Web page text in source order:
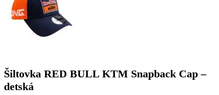
Šiltovka RED BULL KTM Snapback Cap –
detská